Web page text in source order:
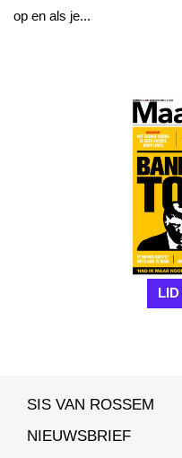
op en als je...
SIS VAN ROSSEM
NIEUWSBRIEF